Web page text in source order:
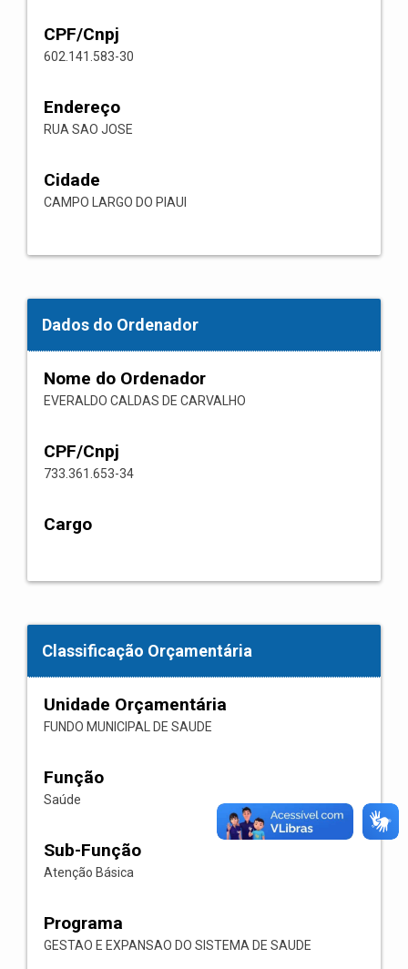
CPF/Cnpj
602.141.583-30
Endereço
RUA SAO JOSE
Cidade
CAMPO LARGO DO PIAUI
Dados do Ordenador
Nome do Ordenador
EVERALDO CALDAS DE CARVALHO
CPF/Cnpj
733.361.653-34
Cargo
Classificação Orçamentária
Unidade Orçamentária
FUNDO MUNICIPAL DE SAUDE
Função
Saúde
Sub-Função
Atenção Básica
Programa
GESTAO E EXPANSAO DO SISTEMA DE SAUDE